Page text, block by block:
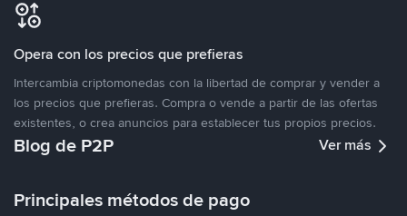
Opera con los precios que prefieras
Intercambia criptomonedas con la libertad de comprar y vender a
los precios que prefieras. Compra o vende a partir de las ofertas
existentes, o crea anuncios para establecer tus propios precios.
Blog de P2P Ver más
Principales métodos de pago